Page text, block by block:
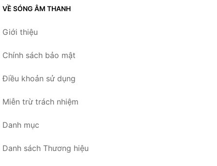
VỀ SÓNG ÂM THANH
Giới thiệu
Chính sách bảo mật
Điều khoản sử dụng
Miễn trừ trách nhiệm
Danh mục
Danh sách Thương hiệu